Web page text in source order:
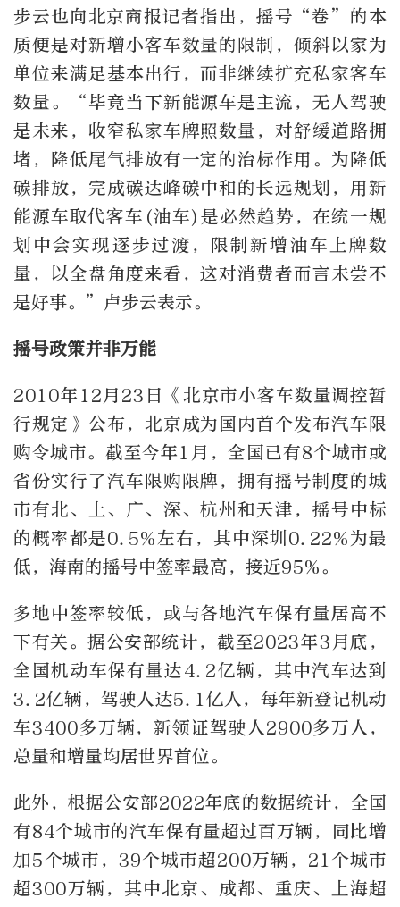
步云也向北京商报记者指出，摇号“卷”的本
质便是对新增小客车数量的限制，倾斜以家为
单位来满足基本出行，而非继续扩充私家客车
数量。“毕竟当下新能源车是主流，无人驾驶
是未来，收窄私家车牌照数量，对舒缓道路拥
堵，降低尾气排放有一定的治标作用。为降低
碳排放，完成碳达峰碳中和的长远规划，用新
能源车取代客车(油车)是必然趋势，在统一规
划中会实现逐步过渡，限制新增油车上牌数
量，以全盘角度来看，这对消费者而言未尝不
是好事。”卢步云表示。
摇号政策并非万能
2010年12月23日《北京市小客车数量调控暂
行规定》公布，北京成为国内首个发布汽车限
购令城市。截至今年1月，全国已有8个城市或
省份实行了汽车限购限牌，拥有摇号制度的城
市有北、上、广、深、杭州和天津，摇号中标
的概率都是0.5%左右，其中深圳0.22%为最
低，海南的摇号中签率最高，接近95%。
多地中签率较低，或与各地汽车保有量居高不
下有关。据公安部统计，截至2023年3月底，
全国机动车保有量达4.2亿辆，其中汽车达到
3.2亿辆，驾驶人达5.1亿人，每年新登记机动
车3400多万辆，新领证驾驶人2900多万人，
总量和增量均居世界首位。
此外，根据公安部2022年底的数据统计，全国
有84个城市的汽车保有量超过百万辆，同比增
加5个城市，39个城市超200万辆，21个城市
超300万辆，其中北京、成都、重庆、上海超